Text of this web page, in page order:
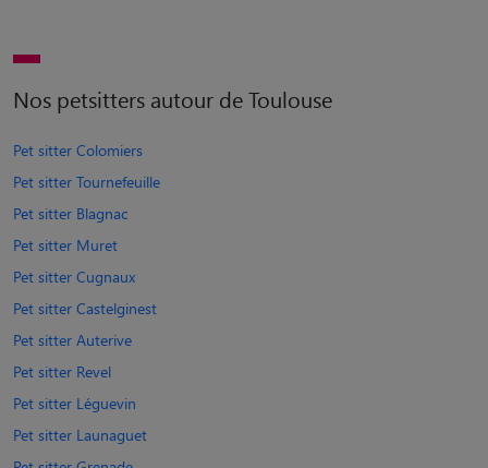
Nos petsitters autour de Toulouse
Pet sitter Colomiers
Pet sitter Tournefeuille
Pet sitter Blagnac
Pet sitter Muret
Pet sitter Cugnaux
Pet sitter Castelginest
Pet sitter Auterive
Pet sitter Revel
Pet sitter Léguevin
Pet sitter Launaguet